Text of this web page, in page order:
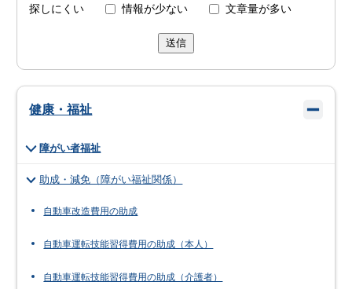
探しにくい
情報が少ない 文章量が多い
送信
健康・福祉
障がい者福祉
助成・減免（障がい福祉関係）
自動車改造費用の助成
自動車運転技能習得費用の助成（本人）
自動車運転技能習得費用の助成（介護者）